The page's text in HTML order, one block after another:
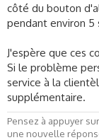
côté du bouton
pendant environ 5
J'espère que ces
Si le problème
service à la
supplémentaire.
Pensez à appuyer
une nouvelle